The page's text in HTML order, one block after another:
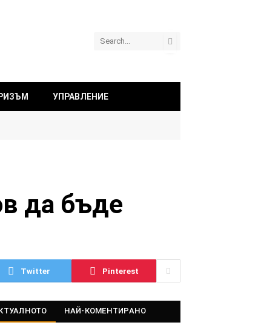
УПРАВЛЕНИЕ
да бъде
Twitter Pinterest
НАЙ-КОМЕНТИРАНО